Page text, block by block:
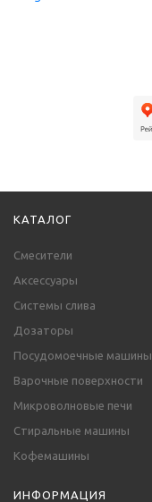
КАТАЛОГ
Смесители
Аксессуары
Системы слива
Дозаторы
Посудомоечные машины
Варочные поверхности
Микроволновые печи
Стиральные машины
Кофемашины
ИНФОРМАЦИЯ